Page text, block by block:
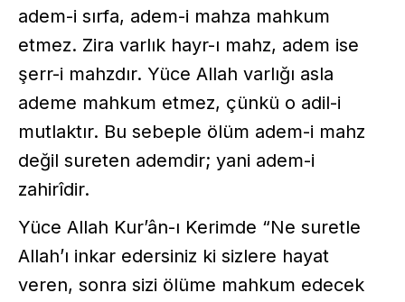
adem-i sırfa, adem-i mahza mahkum
etmez. Zira varlık hayr-ı mahz, adem ise
şerr-i mahzdır. Yüce Allah varlığı asla
ademe mahkum etmez, çünkü o adil-i
mutlaktır. Bu sebeple ölüm adem-i mahz
değil sureten ademdir; yani adem-i
zahirîdir.
Yüce Allah Kur’ân-ı Kerimde “Ne suretle
Allah’ı inkar edersiniz ki sizlere hayat
veren, sonra sizi ölüme mahkum edecek